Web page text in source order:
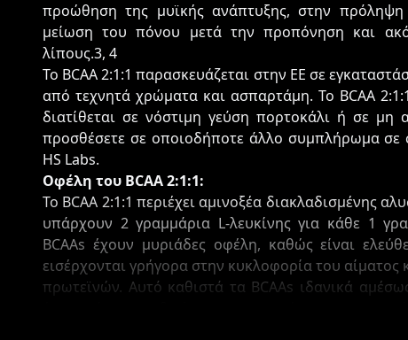
προώθηση της μυϊκής ανάπτυξης, στην
μείωση του πόνου μετά την προπόνηση και
λίπους.3, 4
Το BCAA 2:1:1 παρασκευάζεται στην ΕΕ σε
από τεχνητά χρώματα και ασπαρτάμη. Το BCAA
διατίθεται σε νόστιμη γεύση πορτοκάλι ή σε μη
προσθέσετε σε οποιοδήποτε άλλο συμπλήρωμα σε
HS Labs.
Οφέλη του BCAA 2:1:1:
Το BCAA 2:1:1 περιέχει αμινοξέα διακλαδισμένης
υπάρχουν 2 γραμμάρια L-λευκίνης για κάθε 1
BCAAs έχουν μυριάδες οφέλη, καθώς είναι
εισέρχονται γρήγορα στην κυκλοφορία του
πρωτεϊνών. Αυτό καθιστά τα BCAAs ιδανικά